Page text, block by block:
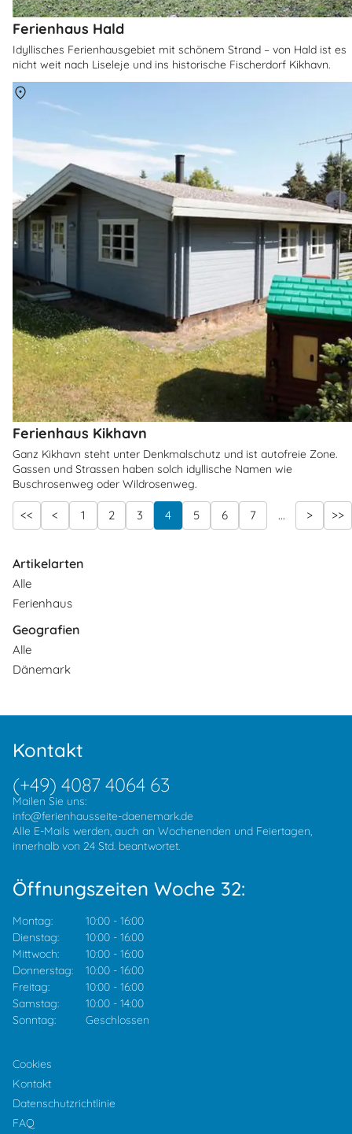
Ferienhaus Hald
Idyllisches Ferienhausgebiet mit schönem Strand – von Hald ist es
nicht weit nach Liseleje und ins historische Fischerdorf Kikhavn.
Ferienhaus Kikhavn
Ganz Kikhavn steht unter Denkmalschutz und ist autofreie Zone.
Gassen und Strassen haben solch idyllische Namen wie
Buschrosenweg oder Wildrosenweg.
<< < 1 2 3 4 5 6 7 ... > >>
Artikelarten
Alle
Ferienhaus
Geografien
Alle
Dänemark
Kontakt
(+49) 4087 4064 63
Mailen Sie uns:
info@ferienhausseite-daenemark.de
Alle E-Mails werden, auch an Wochenenden und Feiertagen,
innerhalb von 24 Std. beantwortet.
Öffnungszeiten Woche 32:
Montag: 10:00 - 16:00
Dienstag:
10:00 - 16:00
Mittwoch:
10:00 - 16:00
Donnerstag:
10:00 - 16:00
Freitag:
10:00 - 16:00
Samstag:
10:00 - 14:00
Sonntag:
Geschlossen
Cookies
Kontakt
Datenschutzrichtlinie
FAQ